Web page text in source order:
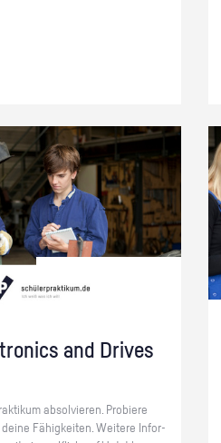
and Dri­ves
ab­sol­vie­ren. Pro­bie­re
Fä­hig­kei­ten. Wei­te­re In­for­